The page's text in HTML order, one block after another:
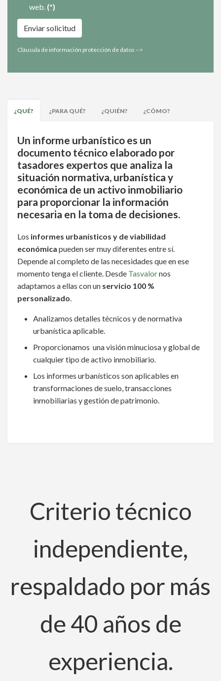
web. (*)
Enviar solicitud
Cláusula de información protección de datos -->
¿QUÉ? ¿PARA QUÉ? ¿QUIÉN? ¿CÓMO?
Un informe urbanístico es un
documento técnico elaborado por
tasadores expertos que analiza la
situación normativa, urbanística y
económica de un activo inmobiliario
para proporcionar la información
necesaria en la toma de decisiones.
Los informes urbanísticos y de viabilidad
económica pueden ser muy diferentes entre sí.
Depende al completo de las necesidades que en ese
momento tenga el cliente. Desde Tasvalornos
adaptamos a ellas con un servicio 100 %
personalizado.
Analizamos detalles técnicos y de normativa
urbanística aplicable.
Proporcionamos una visión minuciosa y global de
cualquier tipo de activo inmobiliario.
Los informes urbanísticos son aplicables en
transformaciones de suelo, transacciones
inmobiliarias y gestión de patrimonio.
Criterio técnico
independiente,
respaldado por más
de 40 años de
experiencia.